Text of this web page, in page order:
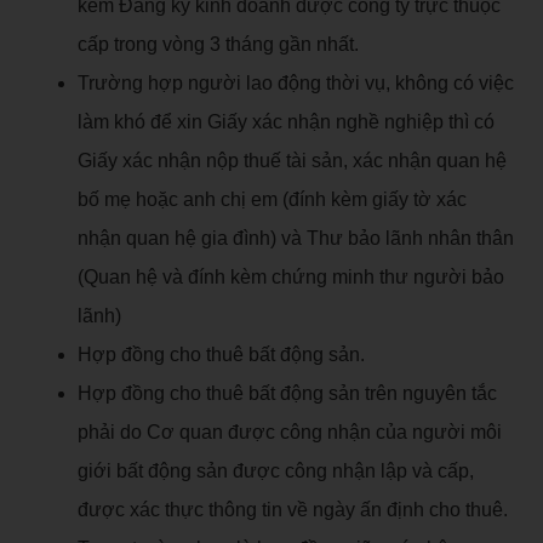
kèm Đăng ký kinh doanh được công ty trực thuộc
cấp trong vòng 3 tháng gần nhất.
Trường hợp người lao động thời vụ, không có việc
làm khó để xin Giấy xác nhận nghề nghiệp thì có
Giấy xác nhận nộp thuế tài sản, xác nhận quan hệ
bố mẹ hoặc anh chị em (đính kèm giấy tờ xác
nhận quan hệ gia đình) và Thư bảo lãnh nhân thân
(Quan hệ và đính kèm chứng minh thư người bảo
lãnh)
Hợp đồng cho thuê bất động sản.
Hợp đồng cho thuê bất động sản trên nguyên tắc
phải do Cơ quan được công nhận của người môi
giới bất động sản được công nhận lập và cấp,
được xác thực thông tin về ngày ấn định cho thuê.